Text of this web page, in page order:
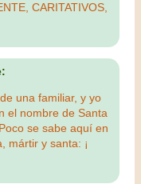
CARITATIVOS,
una familiar, y yo
el nombre de Santa
se sabe aquí en
mártir y santa: ¡